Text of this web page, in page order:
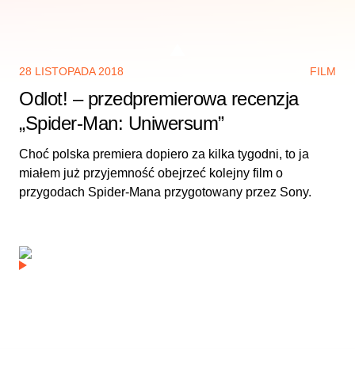
28 LISTOPADA 2018 FILM
Odlot! – przedpremierowa recenzja
„Spider-Man: Uniwersum”
Choć polska premiera dopiero za kilka tygodni, to ja
miałem już przyjemność obejrzeć kolejny film o
przygodach Spider-Mana przygotowany przez Sony.